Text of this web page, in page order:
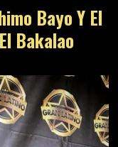
Bayo Y El
Bakalao